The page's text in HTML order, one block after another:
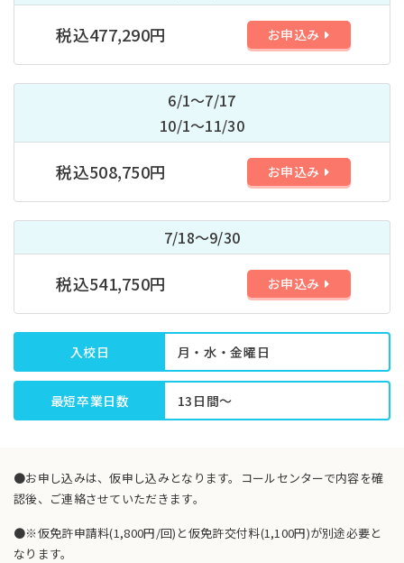
税込477,290円 お申込み
6/1～7/17
10/1～11/30
税込508,750円 お申込み
7/18～9/30
税込541,750円 お申込み
入校日 月・水・金曜日
最短卒業日数 13日間～
●お申し込みは、仮申し込みとなります。コールセンターで内容を確
認後、ご連絡させていただきます。
●※仮免許申請料(1,800円/回)と仮免許交付料(1,100円)が別途必要と
なります。